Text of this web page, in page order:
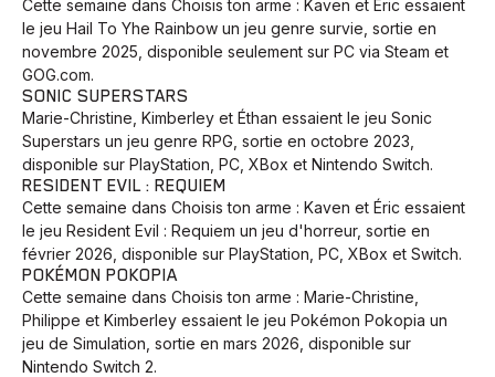
Animaux
Développement Histoires Pêche Santé Sport
Voyage Yoga
Cette semaine dans Choisis ton arme : Kaven et Éric essaient
le jeu Hail To Yhe Rainbow un jeu genre survie, sortie en
novembre 2025, disponible seulement sur PC via Steam et
GOG.com.
SONIC SUPERSTARS
Marie-Christine, Kimberley et Éthan essaient le jeu Sonic
Superstars un jeu genre RPG, sortie en octobre 2023,
disponible sur PlayStation, PC, XBox et Nintendo Switch.
RESIDENT EVIL : REQUIEM
Cette semaine dans Choisis ton arme : Kaven et Éric essaient
le jeu Resident Evil : Requiem un jeu d'horreur, sortie en
février 2026, disponible sur PlayStation, PC, XBox et Switch.
POKÉMON POKOPIA
Cette semaine dans Choisis ton arme : Marie-Christine,
Philippe et Kimberley essaient le jeu Pokémon Pokopia un
jeu de Simulation, sortie en mars 2026, disponible sur
Nintendo Switch 2.